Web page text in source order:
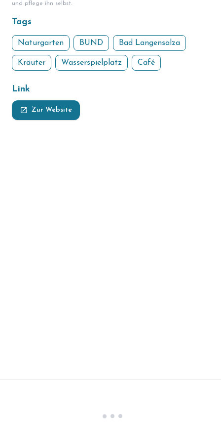
und pflege ihn selbst.
Tags
Naturgarten BUND Bad Langensalza
Kräuter Wasserspielplatz Café
Link
launch Zur Website